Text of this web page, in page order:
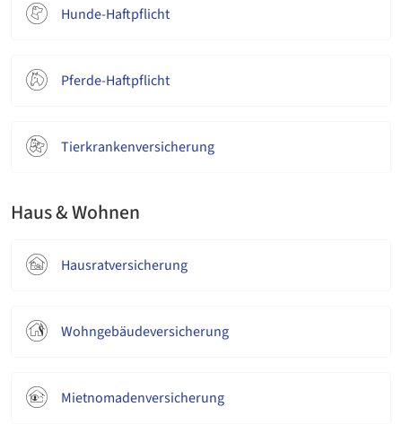
Hunde-Haftpflicht
Pferde-Haftpflicht
Tierkrankenversicherung
Haus & Wohnen
Hausratversicherung
Wohngebäudeversicherung
Mietnomadenversicherung